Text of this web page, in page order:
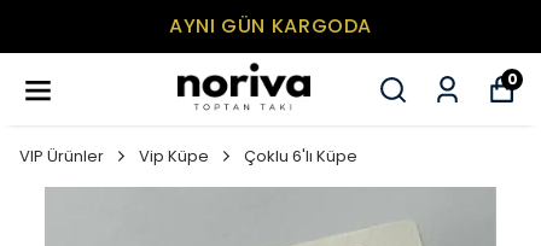
AYNI GÜN KARGODA
0
VIP Ürünler Vip Küpe Çoklu 6'lı Küpe